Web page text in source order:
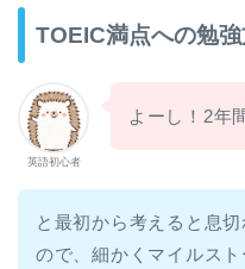
TOEIC満点への勉
英語初心者
よーし！2年
と最初から考えると息
ので、細かくマイルスト